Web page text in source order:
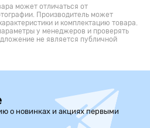
может отличаться от
Производитель может
и комплектацию товара.
у менеджеров и проверять
не является публичной
о новинках и акциях первыми